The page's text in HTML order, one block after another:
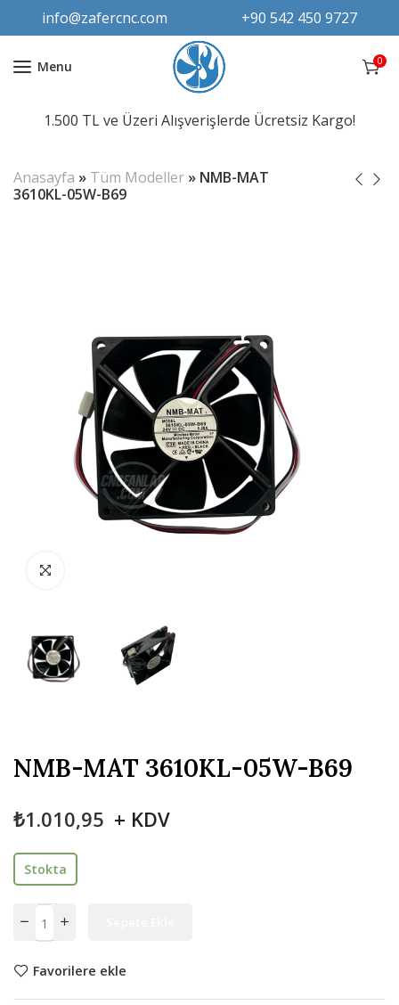
info@zafercnc.com +90 542 450 9727
Menu 0
1.500 TL ve Üzeri Alışverişlerde Ücretsiz Kargo!
Anasayfa » Tüm Modeller » NMB-MAT
3610KL-05W-B69
NMB-MAT 3610KL-05W-B69
₺1.010,95 + KDV
Stokta
Favorilere ekle